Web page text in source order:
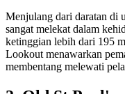
Menjulang dari daratan di
sangat melekat dalam
ketinggian lebih dari 195
Lookout menawarkan
membentang melewati